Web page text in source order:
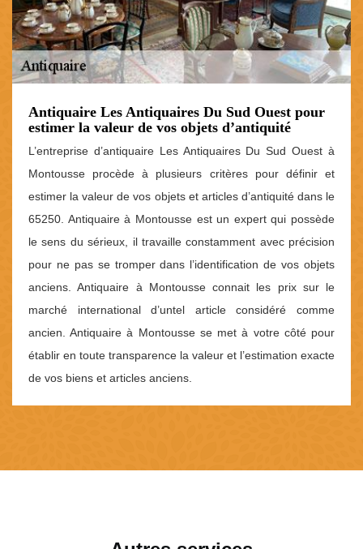
Antiquaire Les Antiquaires Du Sud Ouest pour
estimer la valeur de vos objets d’antiquité
L’entreprise d’antiquaire Les Antiquaires Du Sud Ouest à
Montousse procède à plusieurs critères pour définir et
estimer la valeur de vos objets et articles d’antiquité dans le
65250. Antiquaire à Montousse est un expert qui possède
le sens du sérieux, il travaille constamment avec précision
pour ne pas se tromper dans l’identification de vos objets
anciens. Antiquaire à Montousse connait les prix sur le
marché international d’untel article considéré comme
ancien. Antiquaire à Montousse se met à votre côté pour
établir en toute transparence la valeur et l’estimation exacte
de vos biens et articles anciens.